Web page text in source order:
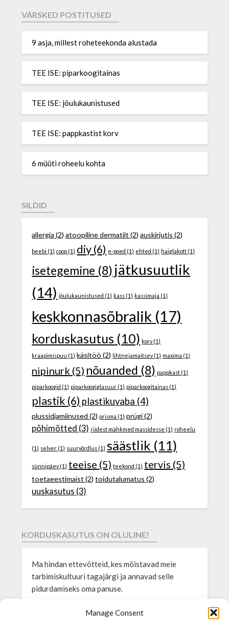
Manage Consent
VÄRSKED POSTITUSED
9 asja, millest roheteekonda alustada
TEE ISE: piparkoogitainas
TEE ISE: jõulukaunistused
TEE ISE: pappkastist korv
6 müüti roheelu kohta
SILDID
allergia (2) atoopiline dermatiit(2) auskirjutis (2)
beebi (1) coop (1) diy(6) e-poed (1) ehted (1) haiglakott (1)
isetegemine (8) jätkusuutlik
(14) jõulukaunistused (1) kass (1) kassimaja (1)
keskkonnasõbralik (17)
korduskasutus (10) korv(1)
kraapimispuu (1) käsitöö (2) lihtnejamaitsev(1) maxima (1)
nipinurk (5) nõuanded (8) pappkast (1)
piparkoogid (1) piparkoogiglasuur (1) piparkoogitainas (1)
plastik (6) plastikuvaba (4)
plussidjamiinused (2) prisma (1) prügi(2)
põhimõtted (3) riidest mähkmed massidesse (1) roheelu
(1) selver (1) suurvõrdlus (1) säästlik (11)
sünnipäev(1) teeise (5) teekond (1) tervis (5)
toetaeestimaist(2) toidutalumatus (2)
uuskasutus (3)
KORDUSKASUTUS ON OLULINE!
Ma hindan ettevõtteid, kes mõistavad meie
tarbimiskultuuri tagajärgi ja annavad selle
pidurdamiseks oma panuse.
Sülearvutid24 müübainultkasutatud äriklassi